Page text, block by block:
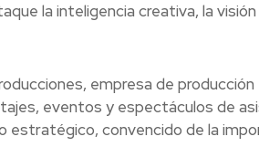
la inteligencia creativa, la
empresa de
eventos y espectáculos de
estratégico, convencido de la